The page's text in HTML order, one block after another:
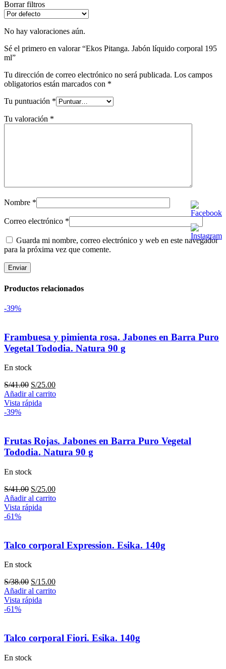
Borrar filtros
No hay valoraciones aún.
Sé el primero en valorar “Ekos Pitanga. Jabón líquido corporal 195
ml”
Tu dirección de correo electrónico no será publicada. Los campos
obligatorios están marcados con *
Tu puntuación *
Tu valoración *
Nombre *
Correo electrónico *
Guarda mi nombre, correo electrónico y web en este navegador
para la próxima vez que comente.
Productos relacionados
-39%
Frambuesa y pimienta rosa. Jabones en Barra Puro
Vegetal Tododia. Natura 90 g
En stock
S/41.00 El
precio
original
S/25.00El
precio
Añadir al carrito
Vista rápida
-39%
Frutas Rojas. Jabones en Barra Puro Vegetal
Tododia. Natura 90 g
En stock
S/41.00 El
precio
original
S/25.00El
precio
Añadir al carrito
Vista rápida
-61%
Talco corporal Expression. Esika. 140g
En stock
S/38.00 El
precio
original
S/15.00El
precio
Añadir al carrito
Vista rápida
-61%
Talco corporal Fiori. Esika. 140g
En stock